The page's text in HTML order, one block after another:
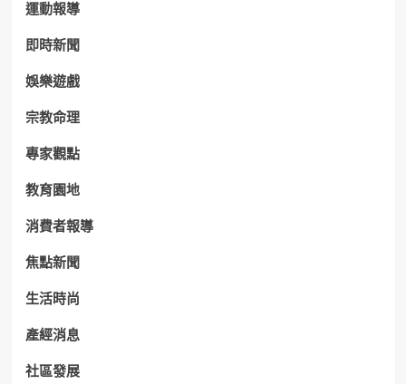
運動報導
即時新聞
娛樂遊戲
宗教命理
專家觀點
教育園地
消費者報導
焦點新聞
生活時尚
產經消息
社區發展